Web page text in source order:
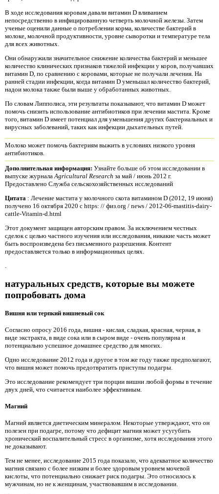
В ходе исследования коровам давали витамин D вливанием
непосредственно в инфицированную четверть молочной железы. Затем
ученые оценили данные о потреблении корма, количестве бактерий в
молоке, молочной продуктивности, уровне сыворотки и температуре тела
для всех животных.
Они обнаружили значительное снижение количества бактерий и меньшее
количество клинических признаков тяжелой инфекции у коров, получавших
витамин D, по сравнению с коровами, которые не получали лечения. На
ранней стадии инфекции, когда витамин D уменьшал количество бактерий,
надои молока также были выше у обработанных животных.
По словам Липполиса, эти результаты показывают, что витамин D может
помочь снизить использование антибиотиков при лечении мастита. Кроме
того, витамин D имеет потенциал для уменьшения других бактериальных и
вирусных заболеваний, таких как инфекции дыхательных путей.
Молоко может помочь бактериям выжить в условиях низкого уровня
антибиотиков.
Дополнительная информация: Узнайте больше об этом исследовании в
выпуске журнала Agricultural Research за май / июнь 2012 г.
Предоставлено Служба сельскохозяйственных исследований
Цитата : Лечение мастита у молочного скота витамином D (2012, 19 июня)
получено 16 октября 2020 с https: // физ.org / news / 2012-06-mastitis-dairy-
cattle-Vitamin-d.html
Этот документ защищен авторским правом. За исключением честных
сделок с целью частного изучения или исследования, никакие часть может
быть воспроизведена без письменного разрешения. Контент
предоставляется только в информационных целях.
.
натуральных средств, которые вы можете
попробовать дома
Вишня или терпкий вишневый сок
Согласно опросу 2016 года, вишня - кислая, сладкая, красная, черная, в
виде экстракта, в виде сока или в сыром виде - очень популярна и
потенциально успешное домашнее средство для многих.
Одно исследование 2012 года и другое в том же году также предполагают,
что вишня может помочь предотвратить приступы подагры.
Это исследование рекомендует три порции вишни любой формы в течение
двух дней, что считается наиболее эффективным.
Магний
Магний является диетическим минералом. Некоторые утверждают, что он
полезен при подагре, потому что дефицит магния может усугубить
хронический воспалительный стресс в организме, хотя исследования этого
не доказывают.
Тем не менее, исследование 2015 года показало, что адекватное количество
магния связано с более низким и более здоровым уровнем мочевой
кислоты, что потенциально снижает риск подагры. Это относилось к
мужчинам, но не к женщинам, участвовавшим в исследовании.